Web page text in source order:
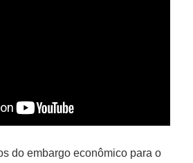
do embargo econômico para o